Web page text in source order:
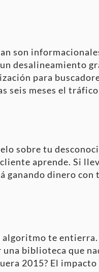
son
desalineamiento
para
seis meses el tráfico
sobre tu
aprende. Si
ganando dinero con
algoritmo te
biblioteca que
2015? El impacto